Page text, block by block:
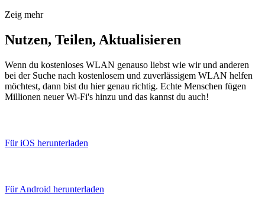
Zeig mehr
Nutzen, Teilen, Aktualisieren
Wenn du kostenloses WLAN genauso liebst wie wir und anderen
bei der Suche nach kostenlosem und zuverlässigem WLAN helfen
möchtest, dann bist du hier genau richtig. Echte Menschen fügen
Millionen neuer Wi-Fi's hinzu und das kannst du auch!
Für iOS herunterladen
Für Android herunterladen